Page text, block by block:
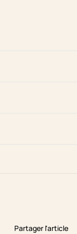
Partager l'article